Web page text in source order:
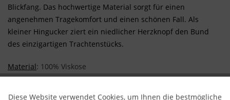
Blickfang. Das hochwertige Material sorgt für einen
angenehmen Tragekomfort und einen schönen Fall. Als
kleiner Hingucker ziert ein niedlicher Herzknopf den Bund
des einzigartigen Trachtenstücks.
Material: 100% Viskose
Diese Website verwendet Cookies, um Ihnen die bestmögliche